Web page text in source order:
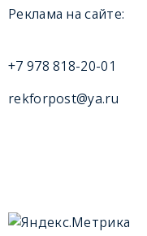
Реклама на сайте:
+7 978 818-20-01
rekforpost@ya.ru